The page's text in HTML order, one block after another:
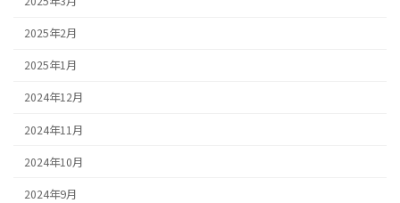
2025年2月
2025年1月
2024年12月
2024年11月
2024年10月
2024年9月